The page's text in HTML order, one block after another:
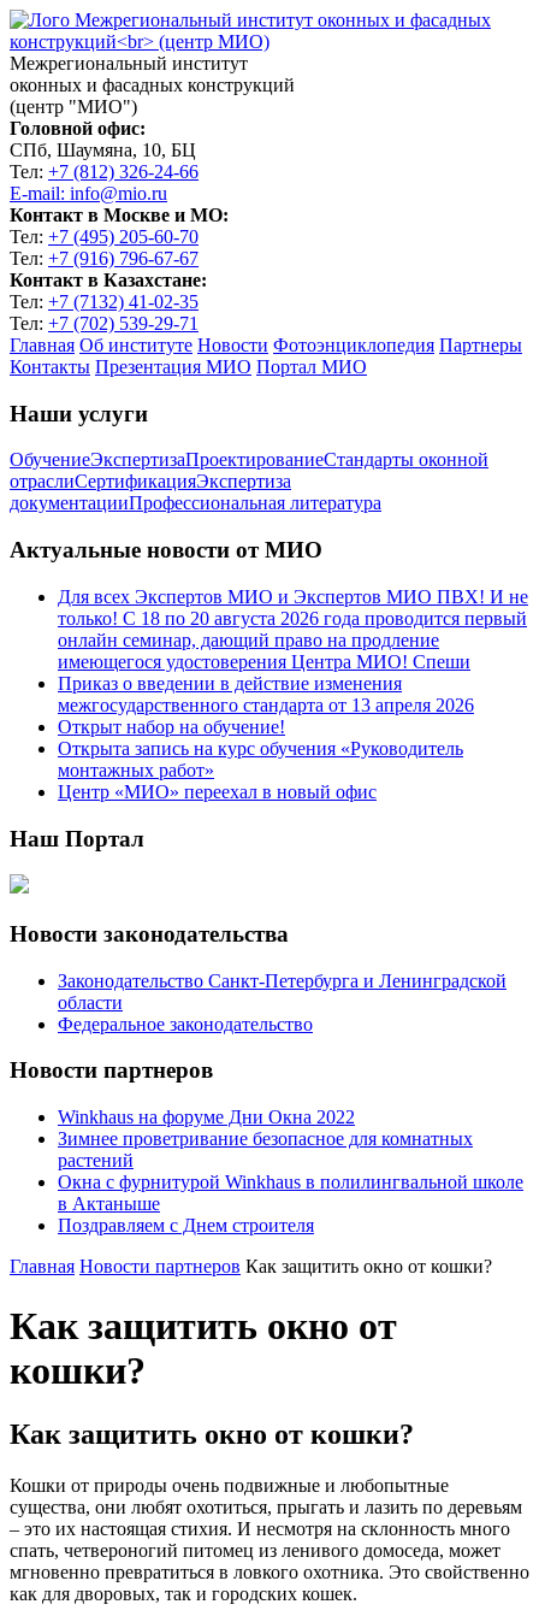
Межрегиональный институт
оконных и фасадных конструкций
(центр "МИО")
Головной офис:
СПб, Шаумяна, 10, БЦ
Тел: +7 (812) 326-24-66
E-mail: info@mio.ru
Контакт в Москве и МО:
Тел: +7 (495) 205-60-70
Тел: +7 (916) 796-67-67
Контакт в Казахстане:
Тел: +7 (7132) 41-02-35
Тел: +7 (702) 539-29-71
Главная Об институте Новости Фотоэнциклопедия Партнеры
Контакты Презентация МИО Портал МИО
Наши услуги
ОбучениеЭкспертизаПроектированиеСтандарты оконной
отраслиСертификацияЭкспертиза
документацииПрофессиональная литература
Актуальные новости от МИО
Для всех Экспертов МИО и Экспертов МИО ПВХ! И не
только! С 18 по 20 августа 2026 года проводится первый
онлайн семинар, дающий право на продление
имеющегося удостоверения Центра МИО! Спеши
Приказ о введении в действие изменения
межгосударственного стандарта от 13 апреля 2026
Открыт набор на обучение!
Открыта запись на курс обучения «Руководитель
монтажных работ»
Центр «МИО» переехал в новый офис
Наш Портал
Новости законодательства
Законодательство Санкт-Петербурга и Ленинградской
области
Федеральное законодательство
Новости партнеров
Winkhaus на форуме Дни Окна 2022
Зимнее проветривание безопасное для комнатных
растений
Окна с фурнитурой Winkhaus в полилингвальной школе
в Актаныше
Поздравляем с Днем строителя
Главная Новости партнеров Как защитить окно от кошки?
Как защитить окно от
кошки?
Как защитить окно от кошки?
Кошки от природы очень подвижные и любопытные
существа, они любят охотиться, прыгать и лазить по деревьям
– это их настоящая стихия. И несмотря на склонность много
спать, четвероногий питомец из ленивого домоседа, может
мгновенно превратиться в ловкого охотника. Это свойственно
как для дворовых, так и городских кошек.